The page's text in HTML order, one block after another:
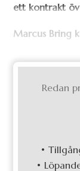
ett kontrakt
Marcus Bring
Redan
•
•